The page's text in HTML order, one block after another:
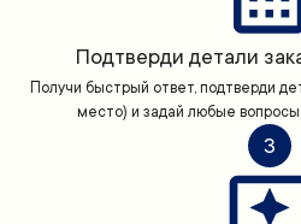
Подтверди детали
Получи быстрый ответ, подтверди
место) и задай любые
3